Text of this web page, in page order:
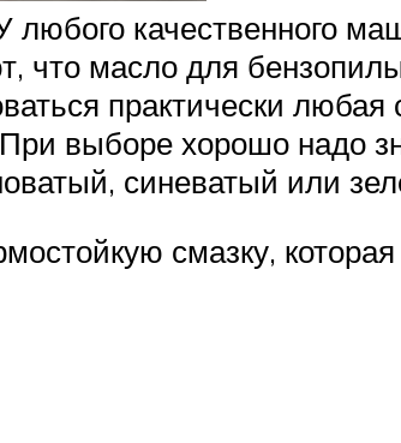
качественного
что масло для
практически любая
выборе хорошо надо
синеватый или
смазку,